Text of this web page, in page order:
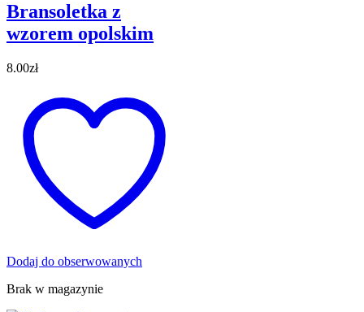
Bransoletka z
wzorem opolskim
8.00zł
Dodaj do obserwowanych
Brak w magazynie